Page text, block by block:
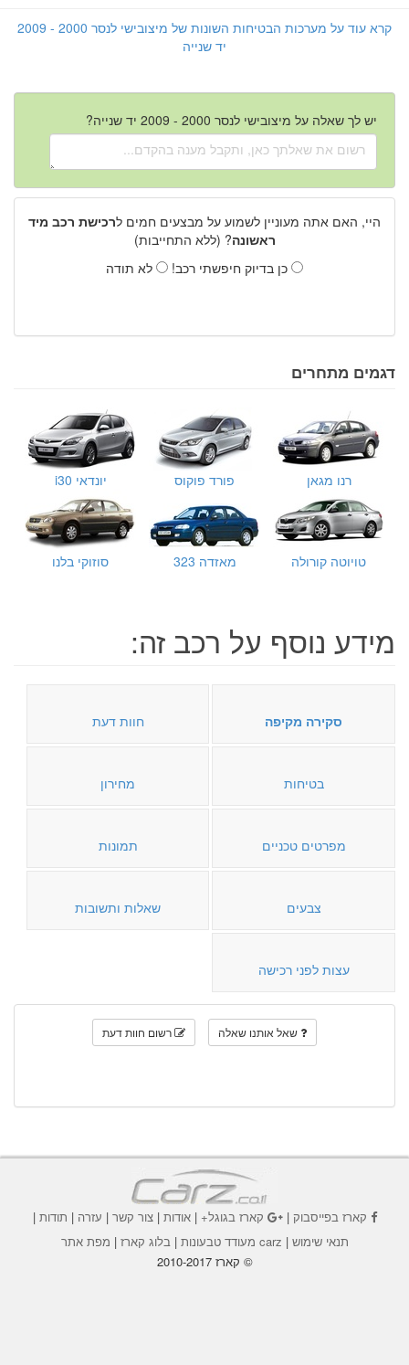
קרא עוד על מערכות הבטיחות השונות של מיצובישי לנסר 2000 - 2009
יד שנייה
יש לך שאלה על מיצובישי לנסר 2000 - 2009 יד שנייה?
היי, האם אתה מעוניין לשמוע על מבצעים חמים לרכישת רכב מיד
ראשונה? (ללא התחייבות)
כן בדיוק חיפשתי רכב!
לא תודה
דגמים מתחרים
רנו מגאן פורד פוקוס יונדאי i30
טויוטה קורולה מאזדה 323 סוזוקי בלנו
מידע נוסף על רכב זה:
סקירה מקיפה חוות דעת
בטיחות מחירון
מפרטים טכניים תמונות
צבעים שאלות ותשובות
עצות לפני רכישה
שאל אותנו שאלה רשום חוות דעת
קארז בפייסבוק| קארז בגוגל+|אודות |צור קשר | עזרה | תודות |
תנאי שימוש | carz מעודד טבעונות | בלוג קארז | מפת אתר
© קארז 2010-2017